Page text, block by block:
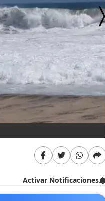
Activar Notificaciones